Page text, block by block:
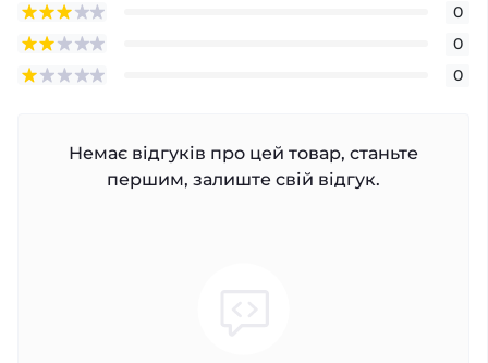
0
0
0
Немає відгуків про цей товар, станьте
першим, залиште свій відгук.